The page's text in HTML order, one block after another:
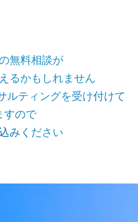
無料相談が
るかもしれません
ルティングを受け付けて
すので
みください